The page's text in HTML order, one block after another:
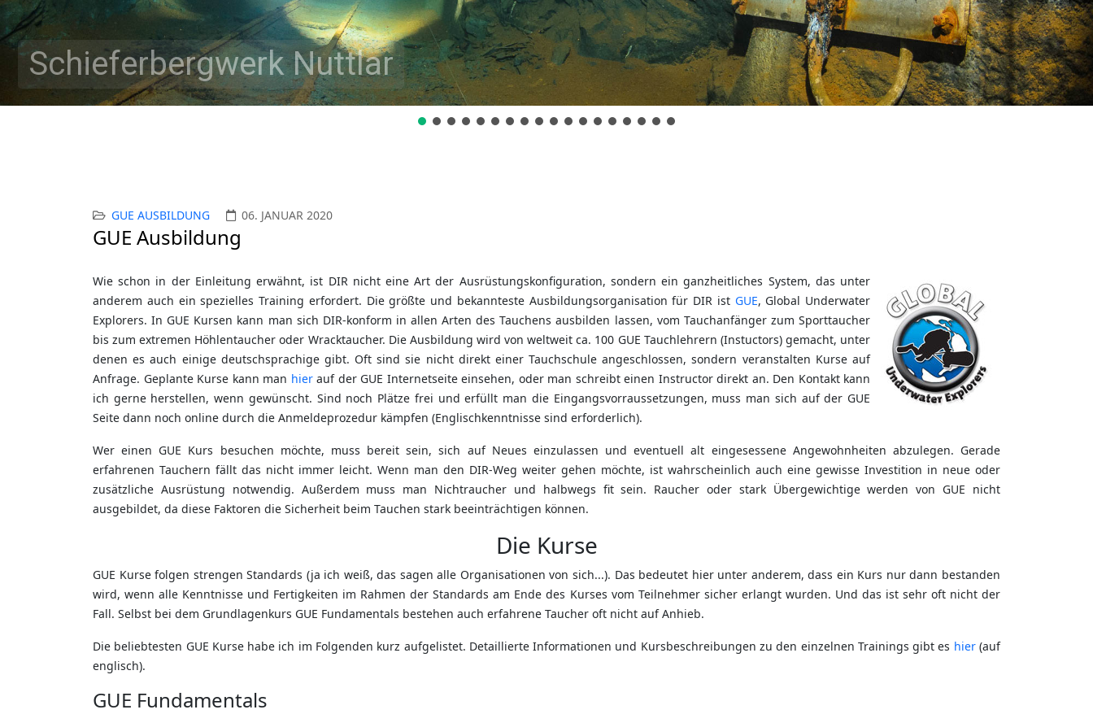
Schieferbergwerk Nuttlar
GUE AUSBILDUNG 06. JANUAR 2020
GUE Ausbildung
Wie schon in der Einleitung erwähnt, ist DIR nicht eine Art der Ausrüstungskonfiguration, sondern ein ganzheitliches System, das unter
anderem auch ein spezielles Training erfordert. Die größte und bekannteste Ausbildungsorganisation für DIR ist GUE, Global Underwater
Explorers. In GUE Kursen kann man sich DIR-konform in allen Arten des Tauchens ausbilden lassen, vom Tauchanfänger zum Sporttaucher
bis zum extremen Höhlentaucher oder Wracktaucher. Die Ausbildung wird von weltweit ca. 100 GUE Tauchlehrern (Instuctors) gemacht, unter
denen es auch einige deutschsprachige gibt. Oft sind sie nicht direkt einer Tauchschule angeschlossen, sondern veranstalten Kurse auf
Anfrage. Geplante Kurse kann man hierauf der GUE Internetseite einsehen, oder man schreibt einen Instructor direkt an. Den Kontakt kann
ich gerne herstellen, wenn gewünscht. Sind noch Plätze frei und erfüllt man die Eingangsvorraussetzungen, muss man sich auf der GUE
Seite dann noch online durch die Anmeldeprozedur kämpfen (Englischkenntnisse sind erforderlich).
Wer einen GUE Kurs besuchen möchte, muss bereit sein, sich auf Neues einzulassen und eventuell alt eingesessene Angewohnheiten abzulegen. Gerade
erfahrenen Tauchern fällt das nicht immer leicht. Wenn man den DIR-Weg weiter gehen möchte, ist wahrscheinlich auch eine gewisse Investition in neue oder
zusätzliche Ausrüstung notwendig. Außerdem muss man Nichtraucher und halbwegs fit sein. Raucher oder stark Übergewichtige werden von GUE nicht
ausgebildet, da diese Faktoren die Sicherheit beim Tauchen stark beeinträchtigen können.
Die Kurse
GUE Kurse folgen strengen Standards (ja ich weiß, das sagen alle Organisationen von sich...). Das bedeutet hier unter anderem, dass ein Kurs nur dann bestanden
wird, wenn alle Kenntnisse und Fertigkeiten im Rahmen der Standards am Ende des Kurses vom Teilnehmer sicher erlangt wurden. Und das ist sehr oft nicht der
Fall. Selbst bei dem Grundlagenkurs GUE Fundamentals bestehen auch erfahrene Taucher oft nicht auf Anhieb.
Die beliebtesten GUE Kurse habe ich im Folgenden kurz aufgelistet. Detaillierte Informationen und Kursbeschreibungen zu den einzelnen Trainings gibt es hier(auf
englisch).
GUE Fundamentals